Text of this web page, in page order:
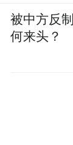
被中方反
何来头？